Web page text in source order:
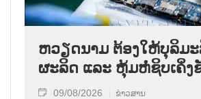
ຫວຽດນາມ ຕ້ອງໃຫ້ບຸລິມ
ຜະລິດ ແລະ ຫຸ້ມຫໍ່ຊິບເຄິ່ງ
09/08/2026 ຂ່າວສານ